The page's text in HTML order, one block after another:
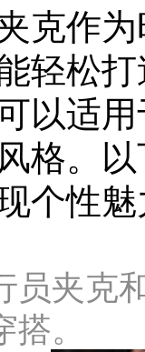
克作
轻松
以适
格。
个性
员夹克
。